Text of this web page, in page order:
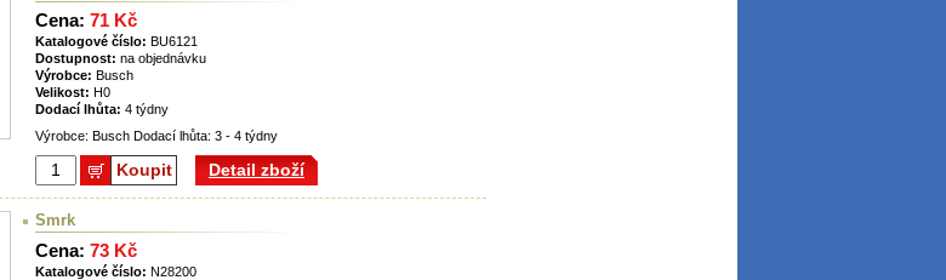
Cena: 71 Kč
Katalogové číslo: BU6121
Dostupnost: na objednávku
Výrobce: Busch
Velikost: H0
Dodací lhůta: 4 týdny
Výrobce: Busch Dodací lhůta: 3 - 4 týdny
Koupit Detail zboží
Smrk
Cena: 73 Kč
Katalogové číslo: N28200